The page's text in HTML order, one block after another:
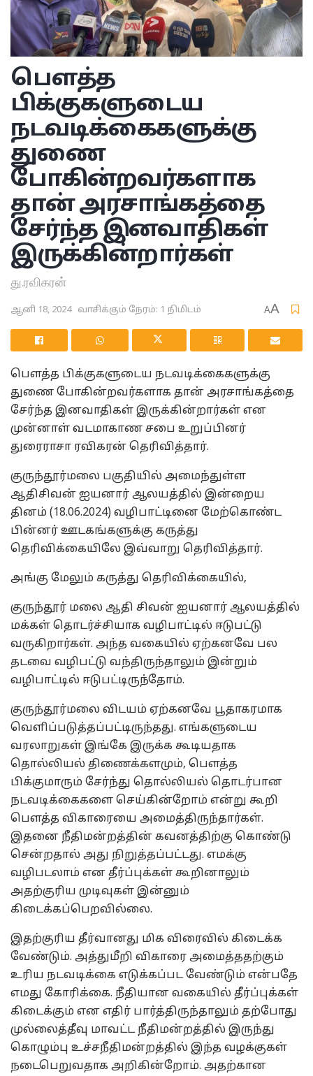
பௌத்த
பிக்குகளுடைய
நடவடிக்கைகளுக்கு
துணை
போகின்றவர்களாக
தான் அரசாங்கத்தை
சேர்ந்த இனவாதிகள்
இருக்கின்றார்கள்
து.ரவிகரன்
ஆனி 18, 2024 வாசிக்கும் நேரம்: 1 நிமிடம் AA
பௌத்த பிக்குகளுடைய நடவடிக்கைகளுக்கு
துணை போகின்றவர்களாக தான் அரசாங்கத்தை
சேர்ந்த இனவாதிகள் இருக்கின்றார்கள் என
முன்னாள் வடமாகாண சபை உறுப்பினர்
துரைராசா ரவிகரன் தெரிவித்தார்.
குருந்தூர்மலை பகுதியில் அமைந்துள்ள
ஆதிசிவன் ஐயனார் ஆலயத்தில் இன்றைய
தினம் (18.06.2024) வழிபாட்டினை மேற்கொண்ட
பின்னர் ஊடகங்களுக்கு கருத்து
தெரிவிக்கையிலே இவ்வாறு தெரிவித்தார்.
அங்கு மேலும் கருத்து தெரிவிக்கையில்,
குருந்தூர் மலை ஆதி சிவன் ஐயனார் ஆலயத்தில்
மக்கள் தொடர்ச்சியாக வழிபாட்டில் ஈடுபட்டு
வருகிறார்கள். அந்த வகையில் ஏற்கனவே பல
தடவை வழிபட்டு வந்திருந்தாலும் இன்றும்
வழிபாட்டில் ஈடுபட்டிருந்தோம்.
குருந்தூர்மலை விடயம் ஏற்கனவே பூதாகரமாக
வெளிப்படுத்தப்பட்டிருந்தது. எங்களுடைய
வரலாறுகள் இங்கே இருக்க கூடியதாக
தொல்லியல் திணைக்களமும், பௌத்த
பிக்குமாரும் சேர்ந்து தொல்லியல் தொடர்பான
நடவடிக்கைகளை செய்கின்றோம் என்று கூறி
பௌத்த விகாரையை அமைத்திருந்தார்கள்.
இதனை நீதிமன்றத்தின் கவனத்திற்கு கொண்டு
சென்றதால் அது நிறுத்தப்பட்டது. எமக்கு
வழிபடலாம் என தீர்ப்புக்கள் கூறினாலும்
அதற்குரிய முடிவுகள் இன்னும்
கிடைக்கப்பெறவில்லை.
இதற்குரிய தீர்வானது மிக விரைவில் கிடைக்க
வேண்டும். அத்துமீறி விகாரை அமைத்ததற்கும்
உரிய நடவடிக்கை எடுக்கப்பட வேண்டும் என்பதே
எமது கோரிக்கை. நீதியான வகையில் தீர்ப்புக்கள்
கிடைக்கும் என எதிர் பார்த்திருந்தாலும் தற்போது
முல்லைத்தீவு மாவட்ட நீதிமன்றத்தில் இருந்து
கொழும்பு உச்சநீதிமன்றத்தில் இந்த வழக்குகள்
நடைபெறுவதாக அறிகின்றோம். அதற்கான